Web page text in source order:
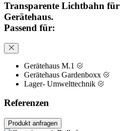
Transparente Lichtbahn
Gerätehaus.
Passend für:
Gerätehaus M.1
Gerätehaus Gardenboxx
Lager- Umwelttechnik
Referenzen
Produkt anfragen